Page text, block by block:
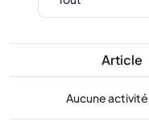
Article
Aucune